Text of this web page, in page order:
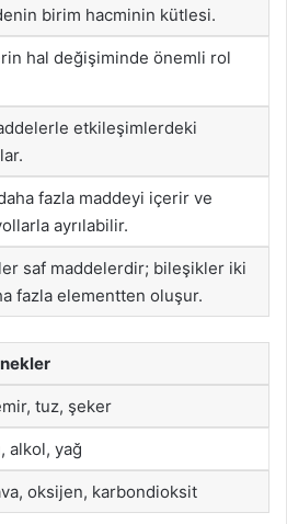
birim hacminin kütlesi.
hal değişiminde önemli rol
etkileşimlerdeki
fazla maddeyi içerir ve
ayrılabilir.
saf maddelerdir; bileşikler iki
fazla elementten oluşur.
tuz, şeker
alkol, yağ
oksijen, karbondioksit